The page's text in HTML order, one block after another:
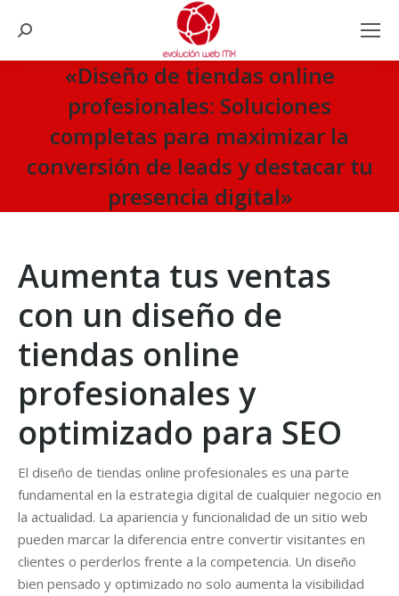
Search:
«Diseño de tiendas online
profesionales: Soluciones
completas para maximizar la
conversión de leads y destacar tu
presencia digital»
Aumenta tus ventas
con un diseño de
tiendas online
profesionales y
optimizado para SEO
El diseño de tiendas online profesionales es una parte
fundamental en la estrategia digital de cualquier negocio en
la actualidad. La apariencia y funcionalidad de un sitio web
pueden marcar la diferencia entre convertir visitantes en
clientes o perderlos frente a la competencia. Un diseño
bien pensado y optimizado no solo aumenta la visibilidad